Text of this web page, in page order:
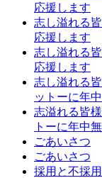
応援します
志し溢れる
応援します
志し溢れる
応援します
志し溢れる
ットーに年
志溢れる皆
トーに年中
ごあいさつ
ごあいさつ
採用と不採用